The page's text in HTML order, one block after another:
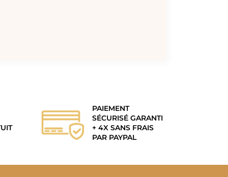
PAIEMENT
SÉCURISÉ GARANTI
+ 4X SANS FRAIS
PAR PAYPAL